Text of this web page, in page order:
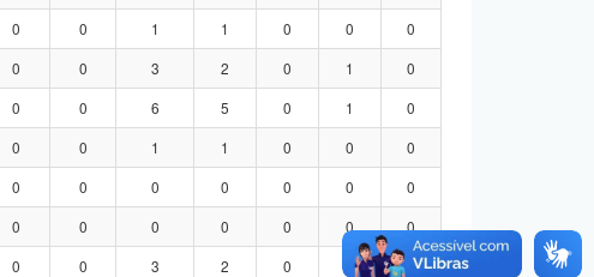
0 0 1 1 0 0
0
0 0 3 2 0 1
0
0 0 6 5 0 1
0
0 0 1 1 0 0
0
0 0 0 0 0 0
0
0 0 0 0 0 0
0
0 0 3 2 0
0